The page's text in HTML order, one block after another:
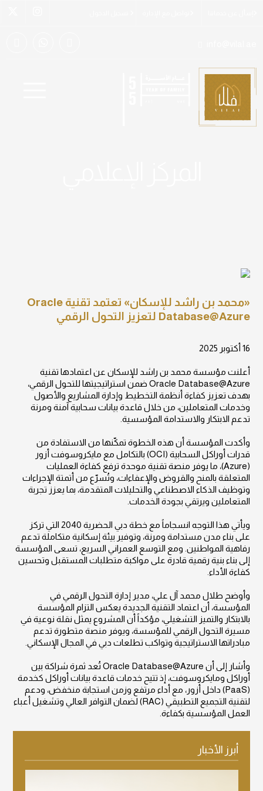
«محمد بن راشد للإسكان» تعتمد تقنية Oracle
Database@Azure لتعزيز التحول الرقمي
16 أكتوبر 2025
أعلنت مؤسسة محمد بن راشد للإسكان عن اعتمادها تقنية
Oracle Database@Azure ضمن استراتيجيتها للتحول الرقمي،
بهدف تعزيز كفاءة أنظمة التخطيط وإدارة المشاريع والأصول
وخدمات المتعاملين، من خلال قاعدة بيانات سحابية آمنة ومرنة
تدعم الابتكار والاستدامة المؤسسية.
وأكدت المؤسسة أن هذه الخطوة تمكّنها من الاستفادة من
قدرات أوراكل السحابية (OCI) بالتكامل مع مايكروسوفت أزور
(Azure)، ما يوفر منصة تقنية موحدة ترفع كفاءة العمليات
المتعلقة بالمنح والقروض والإعفاءات، وتُسرّع من أتمتة الإجراءات
وتوظيف الذكاء الاصطناعي والتحليلات المتقدمة، بما يعزز تجربة
المتعاملين ويرتقي بجودة الخدمات.
ويأتي هذا التوجه انسجاماً مع خطة دبي الحضرية 2040 التي تركز
على بناء مدن مستدامة ومرنة، وتوفير بيئة إسكانية متكاملة تدعم
رفاهية المواطنين. ومع التوسع العمراني السريع، تسعى المؤسسة
إلى بناء بنية رقمية قادرة على مواكبة متطلبات المستقبل وتحسين
كفاءة الأداء.
وأوضح طلال محمد آل علي، مدير إدارة التحول الرقمي في
المؤسسة، أن اعتماد التقنية الجديدة يعكس التزام المؤسسة
بالابتكار والتميز التشغيلي، مؤكداً أن المشروع يمثل نقلة نوعية في
مسيرة التحول الرقمي للمؤسسة، ويوفر منصة متطورة تدعم
مبادراتها الاستراتيجية وتواكب تطلعات دبي في المجال الإسكاني.
وأشار إلى أن Oracle Database@Azure تُعد ثمرة شراكة بين
أوراكل ومايكروسوفت، إذ تتيح خدمات قاعدة بيانات أوراكل كخدمة
(PaaS) داخل أزور، مع أداء مرتفع وزمن استجابة منخفض، ودعم
لتقنية التجميع التطبيقي (RAC) لضمان التوافر العالي وتشغيل أعباء
العمل المؤسسية بكفاءة.
أبرز الأخبار